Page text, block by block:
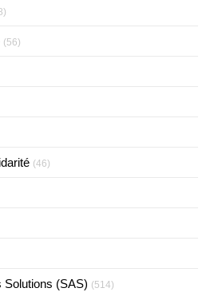
(56)
(46)
Solutions (SAS) (514)